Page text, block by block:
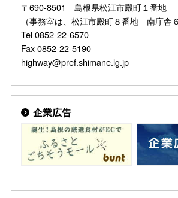
〒690-8501 島根県松江市殿町１番地
（事務室は、松江市殿町８番地 南庁舎６
Tel 0852-22-6570
Fax 0852-22-5190
highway@pref.shimane.lg.jp
企業広告